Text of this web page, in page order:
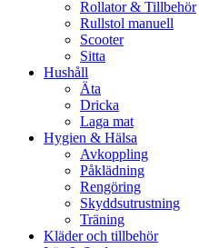
Rollator & Tillbehör
Rullstol manuell
Scooter
Sitta
Hushåll
Äta
Dricka
Laga mat
Hygien & Hälsa
Avkoppling
Påklädning
Rengöring
Skyddsutrustning
Träning
Kläder och tillbehör